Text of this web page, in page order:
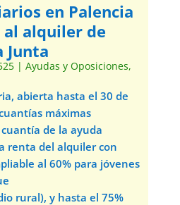
en Palencia
al alquiler de
Junta
| Ayudas y Oposiciones,
abierta hasta el 30 de
máximas
de la ayuda
renta del alquiler con
al 60% para jóvenes
rural), y hasta el 75%